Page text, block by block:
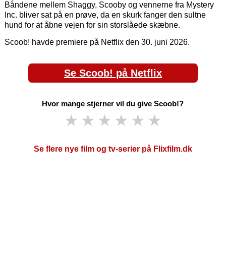
Båndene mellem Shaggy, Scooby og vennerne fra Mystery
Inc. bliver sat på en prøve, da en skurk fanger den sultne
hund for at åbne vejen for sin storslåede skæbne.
Scoob! havde premiere på Netflix den 30. juni 2026.
Se Scoob! på Netflix
Hvor mange stjerner vil du give Scoob!?
★ ★ ★ ★ ★ ★
Se flere nye film og tv-serier på Flixfilm.dk